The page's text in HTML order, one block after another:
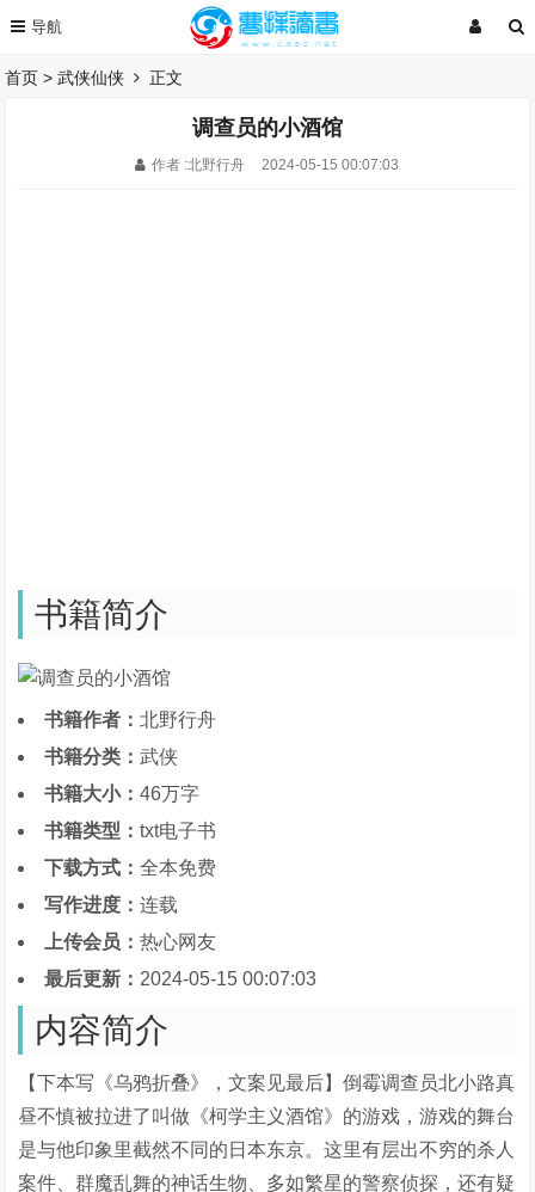
首页 >武侠仙侠 正文
调查员的小酒馆
作者 :北野行舟 2024-05-15 00:07:03
书籍简介
书籍作者：北野行舟
书籍分类：武侠
书籍大小：46万字
书籍类型：txt电子书
下载方式：全本免费
写作进度：连载
上传会员：热心网友
最后更新： 2024-05-15 00:07:03
内容简介
【下本写《乌鸦折叠》，文案见最后】倒霉调查员北小路真
昼不慎被拉进了叫做《柯学主义酒馆》的游戏，游戏的舞台
是与他印象里截然不同的日本东京。这里有层出不穷的杀人
案件、群魔乱舞的神话生物、多如繁星的警察侦探，还有疑